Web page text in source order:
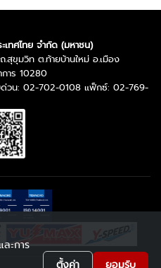
ทศไทย จำกัด (มหาชน)
สุขุมวิท ต.ท้ายบ้านใหม่ อ.เมือง
การ 10280
วน: 02-702-0108 แฟ็กซ์: 02-769-
ะการ
ตั้งค่า ยอมรับ